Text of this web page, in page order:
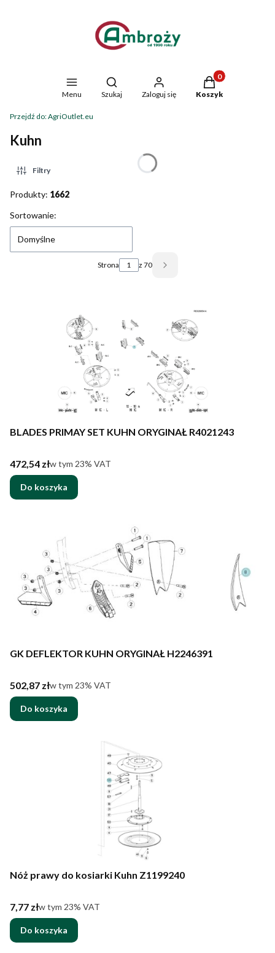
Menu
Otwórz wyszukiwarkę
Szukaj Zaloguj się
Produkty w
Koszyk
Przejdź do:AgriOutlet.eu
Kuhn
Filtry
Produkty: 1662
Lista produktów
Sortowanie:
Domyślne
Strona z 70 Następne produkty
BLADES PRIMAY SET KUHN ORYGINAŁ R4021243
Cena brutto
472,54 złw tym %s VAT
w tym 23% VAT
Do koszyka
GK DEFLEKTOR KUHN ORYGINAŁ H2246391
Cena brutto
502,87 złw tym %s VAT
w tym 23% VAT
Do koszyka
Nóż prawy do kosiarki Kuhn Z1199240
Cena brutto
7,77 złw tym %s VAT
w tym 23% VAT
Do koszyka